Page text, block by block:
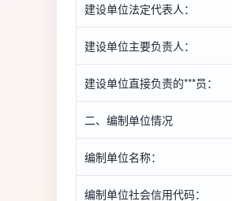
建设单位法定代表人：
建设单位主要负责人：
建设单位直接负责的***员：
二、编制单位情况
编制单位名称：
编制单位社会信用代码：